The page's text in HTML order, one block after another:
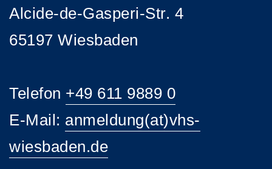
Alcide-de-Gasperi-Str. 4
65197 Wiesbaden
Telefon +49 611 9889 0
E-Mail: anmeldung(at)vhs-
wiesbaden.de